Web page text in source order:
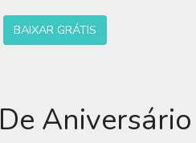
BAIXAR GRÁTIS